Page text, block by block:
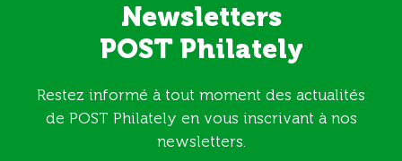
Newsletters
POST Philately
Restez informé à tout moment des actualités
de POST Philately en vous inscrivant à nos
newsletters.